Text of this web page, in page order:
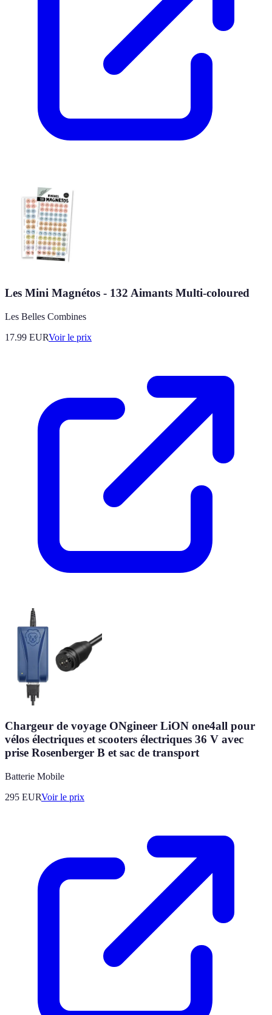
Les Mini Magnétos - 132 Aimants Multi-coloured
Les Belles Combines
17.99 EURVoir le prix
Chargeur de voyage ONgineer LiON one4all pour
vélos électriques et scooters électriques 36 V avec
prise Rosenberger B et sac de transport
Batterie Mobile
295 EURVoir le prix